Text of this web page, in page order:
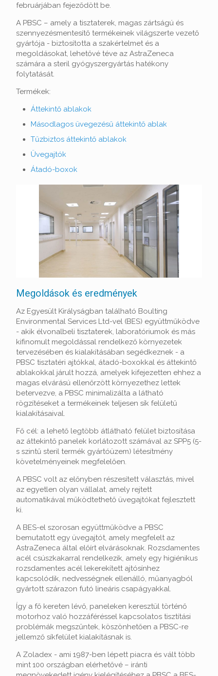
februárjában fejeződött be.
A PBSC – amely a tisztaterek, magas zártságú és
szennyezésmentesítő termékeinek világszerte vezető
gyártója - biztosította a szakértelmet és a
megoldásokat, lehetővé téve az AstraZeneca
számára a steril gyógyszergyártás hatékony
folytatását.
Termékek:
Áttekintő ablakok
Másodlagos üvegezésű áttekintő ablak
Tűzbiztos áttekintő ablakok
Üvegajtók
Átadó-boxok
Megoldások és eredmények
Az Egyesült Királyságban található Boulting
Environmental Services Ltd-vel (BES) együttműködve
- akik élvonalbeli tisztaterek, laboratóriumok és más
kifinomult megoldással rendelkező környezetek
tervezésében és kialakításában segédkeznek - a
PBSC tisztatéri ajtókkal, átadó-boxokkal és áttekintő
ablakokkal járult hozzá, amelyek kifejezetten ehhez a
magas elvárású ellenőrzött környezethez lettek
betervezve, a PBSC minimalizálta a látható
rögzítéseket a termékeinek teljesen sík felületű
kialakításaival.
Fő cél: a lehető legtöbb átlátható felület biztosítása
az áttekintő panelek korlátozott számával az SPP5 (5-
s szintű steril termék gyártóüzem) létesítmény
követelményeinek megfelelően.
A PBSC volt az előnyben részesített választás, mivel
az egyetlen olyan vállalat, amely rejtett
automatikával működtethető üvegajtókat fejlesztett
ki.
A BES-el szorosan együttműködve a PBSC
bemutatott egy üvegajtót, amely megfelelt az
AstraZeneca által előírt elvárásoknak. Rozsdamentes
acél csúszkakarral rendelkezik, amely egy higiénikus
rozsdamentes acél lekerekített ajtósínhez
kapcsolódik, nedvességnek ellenálló, műanyagból
gyártott szárazon futó lineáris csapágyakkal.
Így a fő kereten lévő, paneleken keresztül történő
motorhoz való hozzáféréssel kapcsolatos tisztítási
problémák megszűntek, köszönhetően a PBSC-re
jellemző síkfelület kialakításnak is.
A Zoladex - ami 1987-ben lépett piacra és vált több
mint 100 országban elérhetővé – iránti